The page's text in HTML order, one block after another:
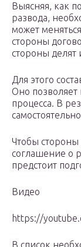
Выясняя, как
развода,
может
стороны
стороны делят
Для этого
Оно позволяет
процесса. В
Чтобы стороны
соглашение о
предстоит
Видео
https://
В список